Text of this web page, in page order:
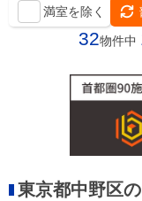
満室を除く
32物件中
東京都中野区